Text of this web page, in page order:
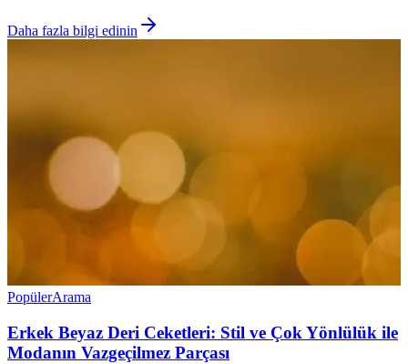
Daha fazla bilgi edinin
PopülerArama
Erkek Beyaz Deri Ceketleri: Stil ve Çok Yönlülük ile
Modanın Vazgeçilmez Parçası